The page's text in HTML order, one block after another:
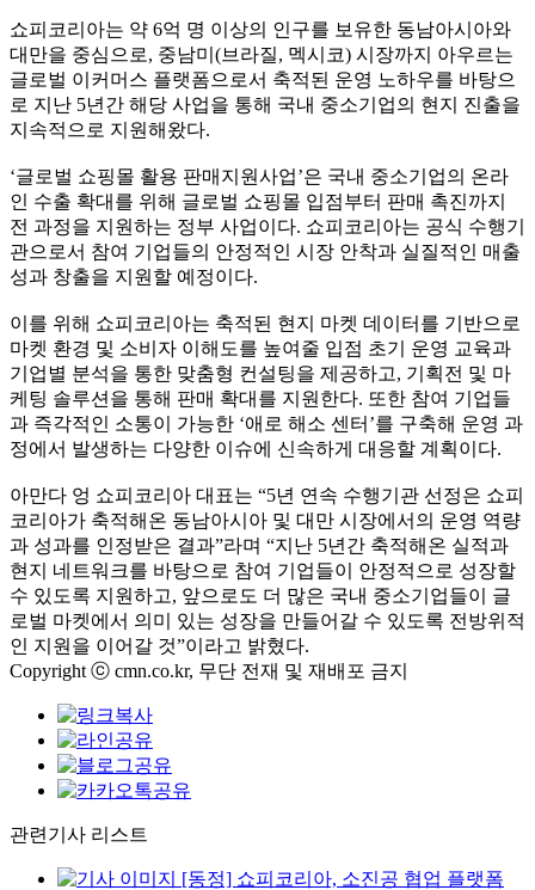
쇼피코리아는 약 6억 명 이상의 인구를 보유한 동남아시아와
대만을 중심으로, 중남미(브라질, 멕시코) 시장까지 아우르는
글로벌 이커머스 플랫폼으로서 축적된 운영 노하우를 바탕으
로 지난 5년간 해당 사업을 통해 국내 중소기업의 현지 진출을
지속적으로 지원해왔다.
‘글로벌 쇼핑몰 활용 판매지원사업’은 국내 중소기업의 온라
인 수출 확대를 위해 글로벌 쇼핑몰 입점부터 판매 촉진까지
전 과정을 지원하는 정부 사업이다. 쇼피코리아는 공식 수행기
관으로서 참여 기업들의 안정적인 시장 안착과 실질적인 매출
성과 창출을 지원할 예정이다.
이를 위해 쇼피코리아는 축적된 현지 마켓 데이터를 기반으로
마켓 환경 및 소비자 이해도를 높여줄 입점 초기 운영 교육과
기업별 분석을 통한 맞춤형 컨설팅을 제공하고, 기획전 및 마
케팅 솔루션을 통해 판매 확대를 지원한다. 또한 참여 기업들
과 즉각적인 소통이 가능한 ‘애로 해소 센터’를 구축해 운영 과
정에서 발생하는 다양한 이슈에 신속하게 대응할 계획이다.
아만다 엉 쇼피코리아 대표는 “5년 연속 수행기관 선정은 쇼피
코리아가 축적해온 동남아시아 및 대만 시장에서의 운영 역량
과 성과를 인정받은 결과”라며 “지난 5년간 축적해온 실적과
현지 네트워크를 바탕으로 참여 기업들이 안정적으로 성장할
수 있도록 지원하고, 앞으로도 더 많은 국내 중소기업들이 글
로벌 마켓에서 의미 있는 성장을 만들어갈 수 있도록 전방위적
인 지원을 이어갈 것”이라고 밝혔다.
Copyright ⓒ cmn.co.kr, 무단 전재 및 재배포 금지
관련기사 리스트
[동정] 쇼피코리아, 소진공 협업 플랫폼